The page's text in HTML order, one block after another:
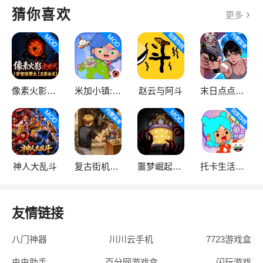
猜你喜欢 更多
像素火影次世代 米加小镇:世界 赵云与阿斗 末日点点（辅助菜单）
神人大乱斗 复古街机大亨 噩梦崛起：生存 托卡生活：世界
友情链接
八门神器 川川云手机 7723游戏盒